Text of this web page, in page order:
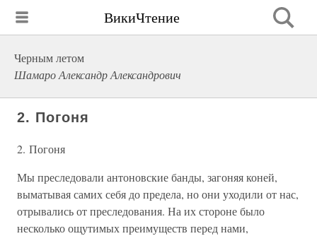
ВикиЧтение
Черным летом
Шамаро Александр Александрович
2. Погоня
2. Погоня
Мы преследовали антоновские банды, загоняя коней,
выматывая самих себя до предела, но они уходили от нас,
отрывались от преследования. На их стороне было
несколько ощутимых преимуществ перед нами,